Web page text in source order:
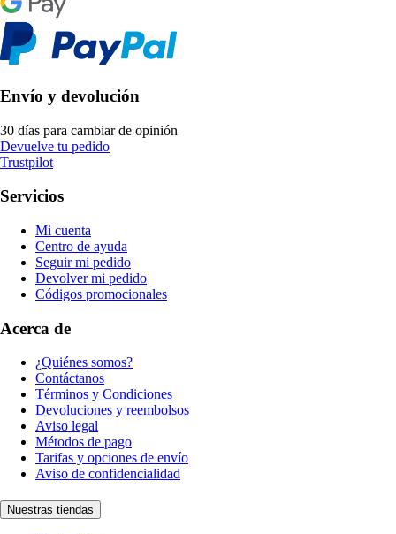
Envío y devolución
30 días para cambiar de opinión
Devuelve tu pedido
Trustpilot
Servicios
Mi cuenta
Centro de ayuda
Seguir mi pedido
Devolver mi pedido
Códigos promocionales
Acerca de
¿Quiénes somos?
Contáctanos
Términos y Condiciones
Devoluciones y reembolsos
Aviso legal
Métodos de pago
Tarifas y opciones de envío
Aviso de confidencialidad
Nuestras tiendas